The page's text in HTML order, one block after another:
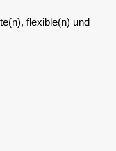
flexible(n) und